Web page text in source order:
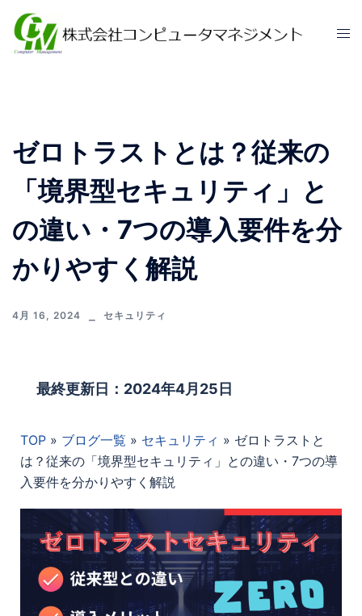
ゼロトラストとは？従来の
「境界型セキュリティ」と
の違い・7つの導入要件を分
かりやすく解説
4月 16, 2024 セキュリティ
最終更新日：2024年4月25日
TOP » ブログ一覧 » セキュリティ » ゼロトラストと
は？従来の「境界型セキュリティ」との違い・7つの導
入要件を分かりやすく解説